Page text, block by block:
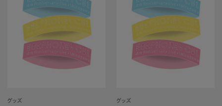
グッズ グッズ